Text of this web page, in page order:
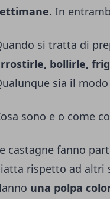
In
si tratta di
bollirle,
sia il
sono e o come
castagne fanno
rispetto ad altri
una polpa